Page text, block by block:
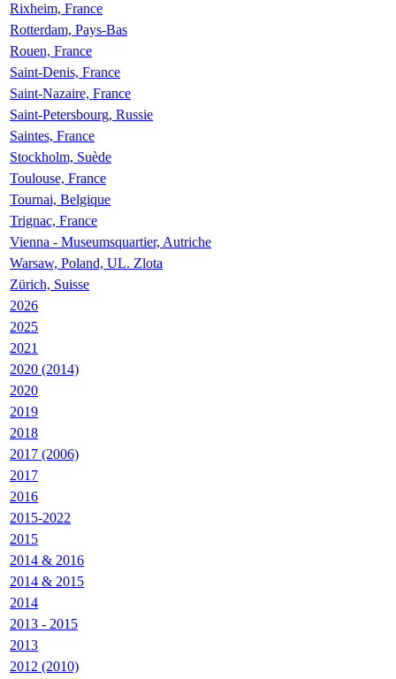
Rixheim, France
Rotterdam, Pays-Bas
Rouen, France
Saint-Denis, France
Saint-Nazaire, France
Saint-Petersbourg, Russie
Saintes, France
Stockholm, Suède
Toulouse, France
Tournai, Belgique
Trignac, France
Vienna - Museumsquartier, Autriche
Warsaw, Poland, UL. Zlota
Zürich, Suisse
2026
2025
2021
2020 (2014)
2020
2019
2018
2017 (2006)
2017
2016
2015-2022
2015
2014 & 2016
2014 & 2015
2014
2013 - 2015
2013
2012 (2010)